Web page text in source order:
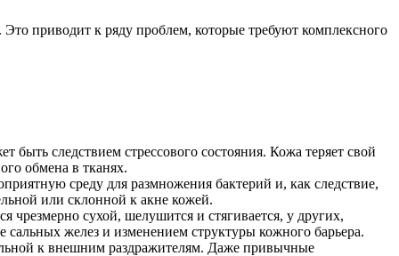
приводит к ряду проблем, которые требуют комплексного
следствием стрессового состояния. Кожа теряет свой
обмена в тканях.
среду для размножения бактерий и, как следствие,
или склонной к акне кожей.
чрезмерно сухой, шелушится и стягивается, у других,
желез и изменением структуры кожного барьера.
к внешним раздражителям. Даже привычные